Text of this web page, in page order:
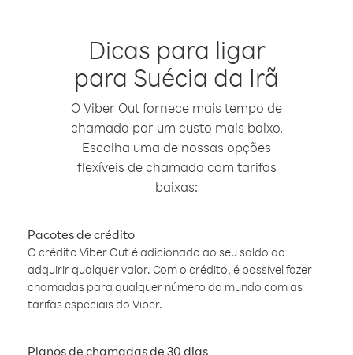
Dicas para ligar
para Suécia da Irã
O Viber Out fornece mais tempo de
chamada por um custo mais baixo.
Escolha uma de nossas opções
flexíveis de chamada com tarifas
baixas:
Pacotes de crédito
O crédito Viber Out é adicionado ao seu saldo ao
adquirir qualquer valor. Com o crédito, é possível fazer
chamadas para qualquer número do mundo com as
tarifas especiais do Viber.
Planos de chamadas de 30 dias